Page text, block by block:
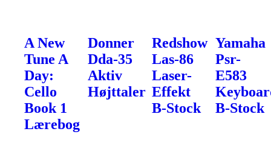
A New
Tune A
Day:
Cello
Book 1
Lærebog
Donner
Dda-35
Aktiv
Højttaler
Redshow
Las-86
Laser-
Effekt
B-Stock
Yamaha
Psr-
E583
B-Stock